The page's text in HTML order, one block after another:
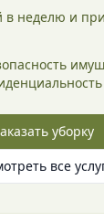
в неделю и
уборку
все